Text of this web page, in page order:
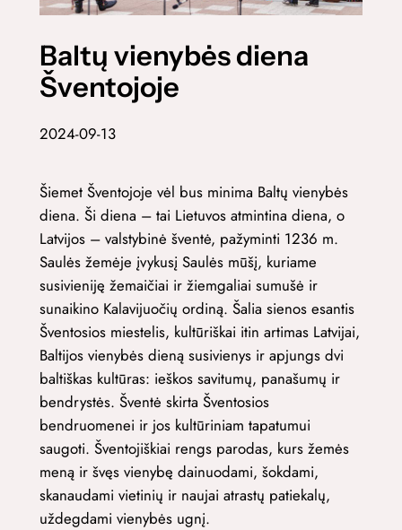
Baltų vienybės diena
Šventojoje
2024-09-13
Šiemet Šventojoje vėl bus minima Baltų vienybės
diena. Ši diena – tai Lietuvos atmintina diena, o
Latvijos – valstybinė šventė, pažyminti 1236 m.
Saulės žemėje įvykusį Saulės mūšį, kuriame
susivieniję žemaičiai ir žiemgaliai sumušė ir
sunaikino Kalavijuočių ordiną. Šalia sienos esantis
Šventosios miestelis, kultūriškai itin artimas Latvijai,
Baltijos vienybės dieną susivienys ir apjungs dvi
baltiškas kultūras: ieškos savitumų, panašumų ir
bendrystės. Šventė skirta Šventosios
bendruomenei ir jos kultūriniam tapatumui
saugoti. Šventojiškiai rengs parodas, kurs žemės
meną ir švęs vienybę dainuodami, šokdami,
skanaudami vietinių ir naujai atrastų patiekalų,
uždegdami vienybės ugnį.